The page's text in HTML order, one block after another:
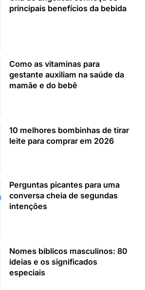
principais benefícios da bebida
Como as vitaminas para
gestante auxiliam na saúde da
mamãe e do bebê
10 melhores bombinhas de tirar
leite para comprar em 2026
Perguntas picantes para uma
conversa cheia de segundas
intenções
Nomes bíblicos masculinos: 80
ideias e os significados
especiais